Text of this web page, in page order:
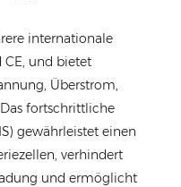
internationale
CE, und bietet
Überstrom,
fortschrittliche
gewährleistet einen
verhindert
und ermöglicht